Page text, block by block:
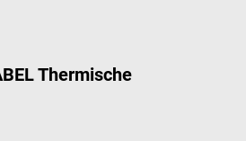
Thermische